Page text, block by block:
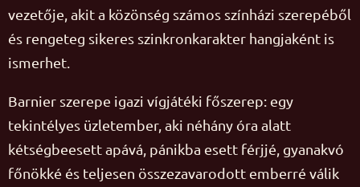
vezetője, akit a közönség számos színházi szerepéből
és rengeteg sikeres szinkronkarakter hangjaként is
ismerhet.
Barnier szerepe igazi vígjátéki főszerep: egy
tekintélyes üzletember, aki néhány óra alatt
kétségbeesett apává, pánikba esett férjjé, gyanakvó
főnökké és teljesen összezavarodott emberré válik